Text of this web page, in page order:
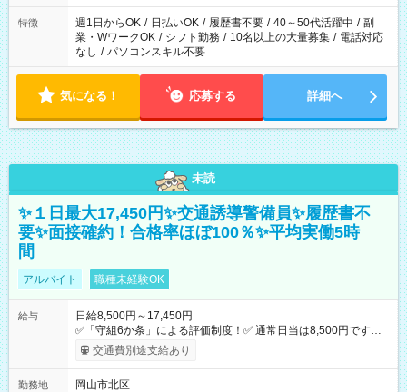
特徴 週1日からOK / 日払いOK / 履歴書不要 / 40～50代活躍中 / 副
業・WワークOK / シフト勤務 / 10名以上の大量募集 / 電話対応
なし / パソコンスキル不要
気になる！ 応募する 詳細へ
未読
✨１日最大17,450円✨交通誘導警備員✨履歴書不
要✨面接確約！合格率ほぼ100％✨平均実働5時
間
アルバイト 職種未経験OK
給与
日給8,500円～17,450円
✅「守組6か条」による評価制度！✅ 通常日当は8,500円ですが
上記評価制度により「S級隊員」と認定されれば10,000円の日当
を支給します。 (1)上記勤務者が交通2級資格者の場合10,000円
14,375円 (3)上記現場が日祝深夜の場合 17,250円 (4)上記勤務
交通費別途支給あり
勤務地 岡山市北区